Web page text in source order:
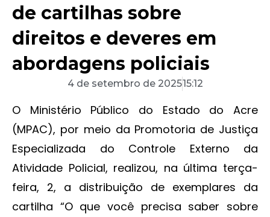
de cartilhas sobre
direitos e deveres em
abordagens policiais
4 de setembro de 202515:12
O Ministério Público do Estado do Acre
(MPAC), por meio da Promotoria de Justiça
Especializada do Controle Externo da
Atividade Policial, realizou, na última terça-
feira, 2, a distribuição de exemplares da
cartilha “O que você precisa saber sobre